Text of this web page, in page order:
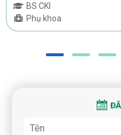
BS CKI
Phụ khoa